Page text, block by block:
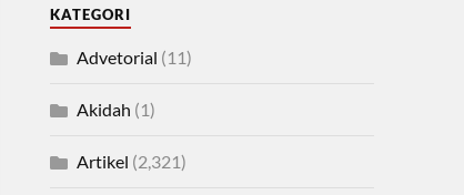
KATEGORI
Advetorial (11)
Akidah (1)
Artikel (2,321)